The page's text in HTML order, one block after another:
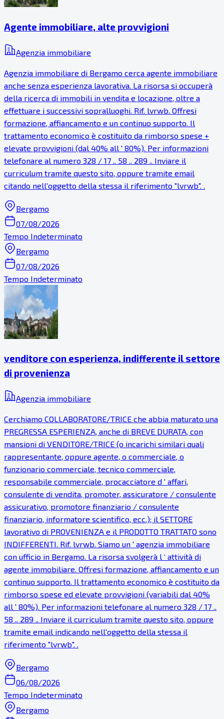
Agente immobiliare, alte provvigioni
Agenzia immobiliare
Agenzia immobiliare di Bergamo cerca agente immobiliare
anche senza esperienza lavorativa. La risorsa si occuperà
della ricerca di immobili in vendita e locazione, oltre a
effettuare i successivi sopralluoghi. Rif. lvrwb. Offresi
formazione, affiancamento e un continuo supporto. Il
trattamento economico è costituito da rimborso spese +
elevate provvigioni (dal 40% all ' 80%). Per informazioni
telefonare al numero 328 / 17 .. 58 .. 289 .. Inviare il
curriculum tramite questo sito, oppure tramite email
citando nell'oggetto della stessa il riferimento "lvrwb". .
Bergamo
07/08/2026
Tempo Indeterminato
Bergamo
07/08/2026
Tempo Indeterminato
venditore con esperienza, indifferente il settore
di provenienza
Agenzia immobiliare
Cerchiamo COLLABORATORE/TRICE che abbia maturato una
PREGRESSA ESPERIENZA, anche di BREVE DURATA, con
mansioni di VENDITORE/TRICE (o incarichi similari quali
rappresentante, oppure agente, o commerciale, o
funzionario commerciale, tecnico commerciale,
responsabile commerciale, procacciatore d ' affari,
consulente di vendita, promoter, assicuratore / consulente
assicurativo, promotore finanziario / consulente
finanziario, informatore scientifico, ecc.); il SETTORE
lavorativo di PROVENIENZA e il PRODOTTO TRATTATO sono
INDIFFERENTI. Rif. lvrwb. Siamo un ' agenzia immobiliare
con ufficio in Bergamo. La risorsa svolgerà l ‘ attività di
agente immobiliare. Offresi formazione, affiancamento e un
continuo supporto. Il trattamento economico è costituito da
rimborso spese ed elevate provvigioni (variabili dal 40%
all ' 80%). Per informazioni telefonare al numero 328 / 17 ..
58 .. 289 .. Inviare il curriculum tramite questo sito, oppure
tramite email indicando nell'oggetto della stessa il
riferimento "lvrwb". .
Bergamo
06/08/2026
Tempo Indeterminato
Bergamo